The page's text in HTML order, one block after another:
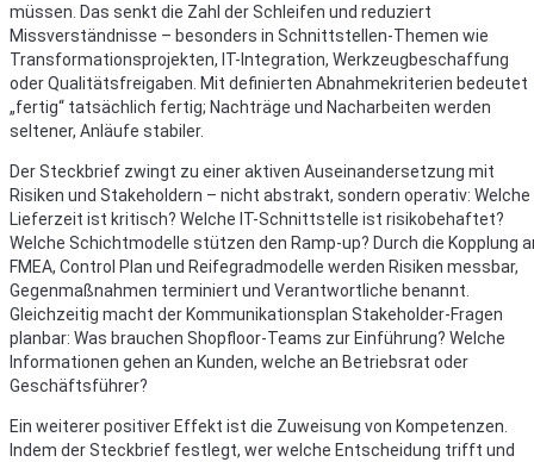
müssen. Das senkt die Zahl der Schleifen und reduziert
Missverständnisse – besonders in Schnittstellen-Themen wie
Transformationsprojekten, IT-Integration, Werkzeugbeschaffung
oder Qualitätsfreigaben. Mit definierten Abnahmekriterien bedeutet
„fertig“ tatsächlich fertig; Nachträge und Nacharbeiten werden
seltener, Anläufe stabiler.
Der Steckbrief zwingt zu einer aktiven Auseinandersetzung mit
Risiken und Stakeholdern – nicht abstrakt, sondern operativ: Welche
Lieferzeit ist kritisch? Welche IT-Schnittstelle ist risikobehaftet?
Welche Schichtmodelle stützen den Ramp-up? Durch die Kopplung
FMEA, Control Plan und Reifegradmodelle werden Risiken messbar,
Gegenmaßnahmen terminiert und Verantwortliche benannt.
Gleichzeitig macht der Kommunikationsplan Stakeholder-Fragen
planbar: Was brauchen Shopfloor-Teams zur Einführung? Welche
Informationen gehen an Kunden, welche an Betriebsrat oder
Geschäftsführer?
Ein weiterer positiver Effekt ist die Zuweisung von Kompetenzen.
Indem der Steckbrief festlegt, wer welche Entscheidung trifft und